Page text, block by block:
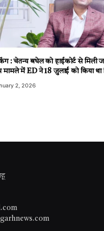
: चेतन्य बघेल को हाईकोर्ट से मिली
मामले में ED ने 18 जुलाई को किया था
2, 2026